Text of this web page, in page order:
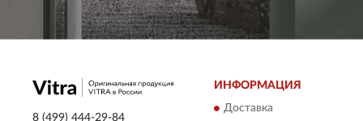
8 (499) 444-29-84
ИНФОРМАЦИЯ
Доставка